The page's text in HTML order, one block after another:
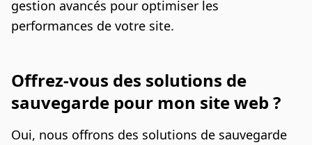
gestion avancés pour optimiser les
performances de votre site.
Offrez-vous des solutions de
sauvegarde pour mon site web ?
Oui, nous offrons des solutions de sauvegarde